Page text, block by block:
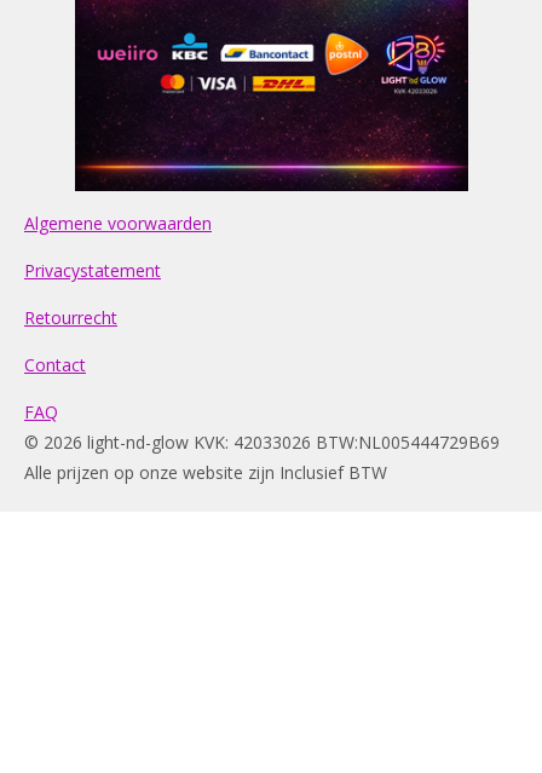
Algemene voorwaarden
Privacystatement
Retourrecht
Contact
FAQ
© 2026 light-nd-glow KVK: 42033026 BTW:NL005444729B69
Alle prijzen op onze website zijn Inclusief BTW